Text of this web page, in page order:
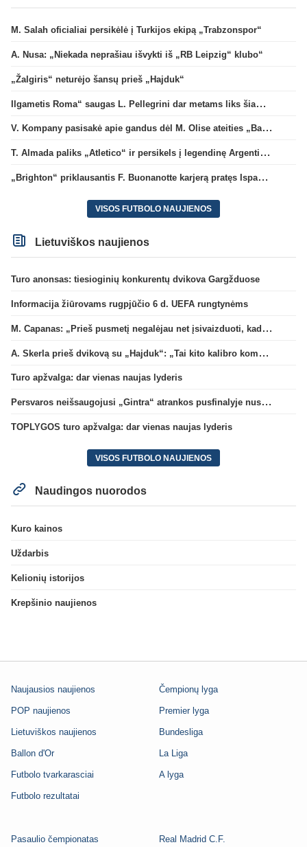
M. Salah oficialiai persikėlė į Turkijos ekipą „Trabzonspor“
A. Nusa: „Niekada neprašiau išvykti iš „RB Leipzig“ klubo“
„Žalgiris“ neturėjo šansų prieš „Hajduk“
Ilgametis Roma“ saugas L. Pellegrini dar metams liks šiame klube
V. Kompany pasisakė apie gandus dėl M. Olise ateities „Bayern“ gretose
T. Almada paliks „Atletico“ ir persikels į legendinę Argentinos ekipą
„Brighton“ priklausantis F. Buonanotte karjerą pratęs Ispanijoje
VISOS FUTBOLO NAUJIENOS
Lietuviškos naujienos
Turo anonsas: tiesioginių konkurentų dvikova Gargžduose
Informacija žiūrovams rugpjūčio 6 d. UEFA rungtynėms
M. Capanas: „Prieš pusmetį negalėjau net įsivaizduoti, kad žaisime prieš „Hajduk“
A. Skerla prieš dvikovą su „Hajduk“: „Tai kito kalibro komanda“
Turo apžvalga: dar vienas naujas lyderis
Persvaros neišsaugojusi „Gintra“ atrankos pusfinalyje nusileido Škotijos čempionėms
TOPLYGOS turo apžvalga: dar vienas naujas lyderis
VISOS FUTBOLO NAUJIENOS
Naudingos nuorodos
Kuro kainos
Uždarbis
Kelionių istorijos
Krepšinio naujienos
Naujausios naujienos
POP naujienos
Lietuviškos naujienos
Ballon d'Or
Futbolo tvarkarasciai
Futbolo rezultatai
Čempionų lyga
Premier lyga
Bundesliga
La Liga
A lyga
Pasaulio čempionatas Real Madrid C.F.